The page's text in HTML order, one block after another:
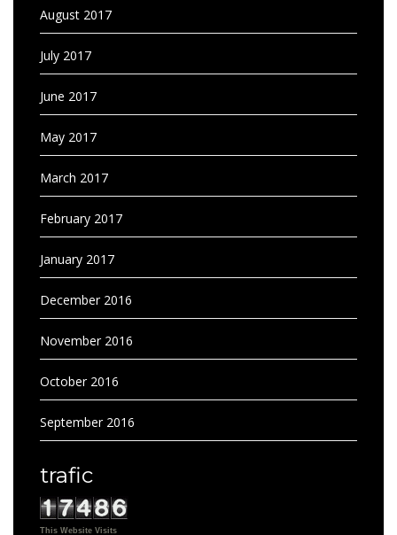
August 2017
July 2017
June 2017
May 2017
March 2017
February 2017
January 2017
December 2016
November 2016
October 2016
September 2016
trafic
This Website Visits